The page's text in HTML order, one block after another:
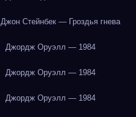
Джон Стейнбек — Гроздья гнева
Джордж Оруэлл — 1984
Джордж Оруэлл — 1984
Джордж Оруэлл — 1984